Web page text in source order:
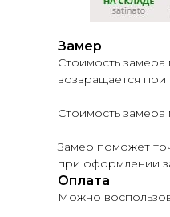
Замер
Стоимость
возвращается при
Стоимость
Замер поможет
при оформлении
Оплата
Можно